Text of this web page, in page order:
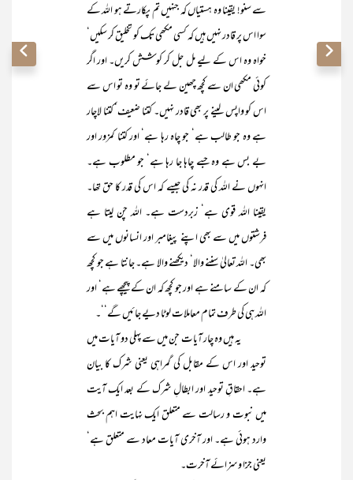
سے سنو! یقینا وہ ہستیاں کہ جنہیں تم پکارتے ہو اللہ کے
سوا اس پر قادر نہیں ہیں کہ کسی مکھی تک کو تخلیق کر سکیں‘
خواہ وہ اس کے لیے مل جل کر کوشش کریں۔ اور اگر
کوئی مکھی ان سے کچھ چھین لے جائے تو وہ تو اس سے
اس کو واپس لینے پر بھی قادر نہیں۔ کتنا ضعیف‘ کتنا لاچار
ہے وہ جو طالب ہے‘ جو چاہ رہا ہے‘ اور کتنا کمزور اور
بے بس ہے وہ جسے چاہا جا رہا ہے‘ جو مطلوب ہے۔
انہوں نے اللہ کی قدر نہ کی جیسے کہ اس کی قدر کا حق تھا۔
یقینا اللہ قوی ہے‘ زبردست ہے۔ اللہ چن لیتا ہے
فرشتوں میں سے بھی اپنے پیغامبر اور انسانوں میں سے
بھی۔ اللہ تعالیٰ سننے والا‘ دیکھنے والا ہے۔ جانتا ہے جو کچھ
کہ ان کے سامنے ہے اور جو کچھ کہ ان کے پیچھے ہے‘ اور
اللہ ہی کی طرف تمام معاملات لوٹا دیے جائیں گے‘‘۔
یہ ہیں وہ چار آیات جن میں سے پہلی دو آیات میں
توحید اور اس کے مقابل کی گمراہی یعنی شرک کا بیان
ہے۔ احقاقِ توحید اور ابطالِ شرک کے بعد ایک آیت
میں نبوت و رسالت سے متعلق ایک نہایت اہم بحث
وارد ہوئی ہے۔ اور آخری آیات معاد سے متعلق ہے‘
یعنی جزا وسزائے آخرت۔